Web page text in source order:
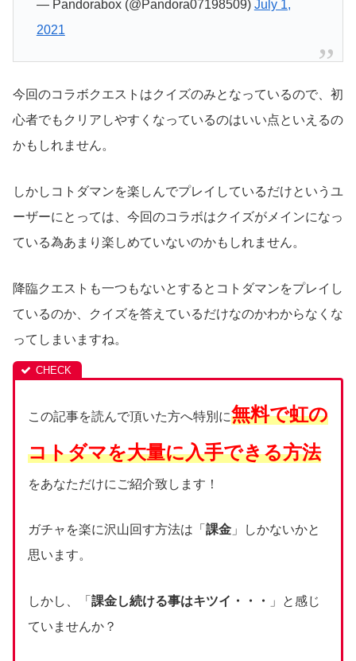
— Pandorabox (@Pandora07198509) July 1,
2021
今回のコラボクエストはクイズのみとなっているので、初
心者でもクリアしやすくなっているのはいい点といえるの
かもしれません。
しかしコトダマンを楽しんでプレイしているだけというユ
ーザーにとっては、今回のコラボはクイズがメインになっ
ている為あまり楽しめていないのかもしれません。
降臨クエストも一つもないとするとコトダマンをプレイし
ているのか、クイズを答えているだけなのかわからなくな
ってしまいますね。
この記事を読んで頂いた方へ特別に無料で虹の
コトダマを大量に入手できる方法
をあなただけにご紹介致します！
ガチャを楽に沢山回す方法は「 課金 」しかないかと
思います。
しかし、「 課金し続ける事はキツイ・・・
」と感じ
ていませんか？